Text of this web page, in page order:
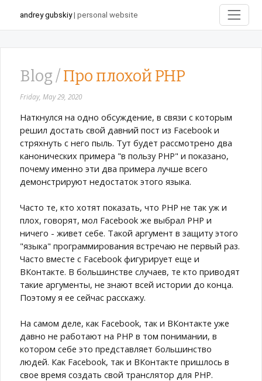
andrey gubskiy| personal website
Blog /Про плохой PHP
Friday, May 29, 2020
Наткнулся на одно обсуждение, в связи с которым
решил достать свой давний пост из Facebook и
стряхнуть с него пыль. Тут будет рассмотрено два
канонических примера "в пользу PHP" и показано,
почему именно эти два примера лучше всего
демонстрируют недостаток этого языка.
Часто те, кто хотят показать, что PHP не так уж и
плох, говорят, мол Facebook же выбрал PHP и
ничего - живет себе. Такой аргумент в защиту этого
"языка" программирования встречаю не первый раз.
Часто вместе с Facebook фигурирует еще и
ВКонтакте. В большинстве случаев, те кто приводят
такие аргументы, не знают всей истории до конца.
Поэтому я ее сейчас расскажу.
На самом деле, как Facebook, так и ВКонтакте уже
давно не работают на PHP в том понимании, в
котором себе это представляет большинство
людей. Как Facebook, так и ВКонтакте пришлось в
свое время создать свой транслятор для PHP.